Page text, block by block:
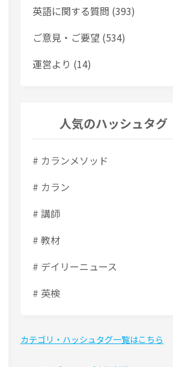
英語に関する質問 (393)
ご意見・ご要望 (534)
運営より (14)
人気のハッシュタグ
# カランメソッド
# カラン
# 講師
# 教材
# デイリーニュース
# 英検
カテゴリ・ハッシュタグ一覧はこちら